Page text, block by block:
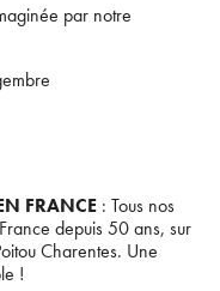
par notre
FRANCE : Tous nos
depuis 50 ans, sur
Charentes. Une
!